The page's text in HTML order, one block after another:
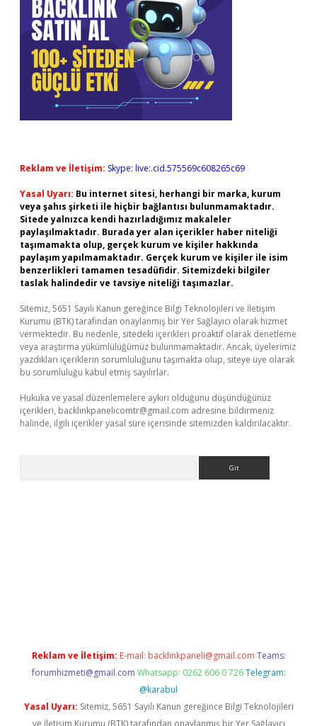
Reklam ve İletişim: Skype: live:.cid.575569c608265c69
Yasal Uyarı: Bu internet sitesi, herhangi bir marka, kurum
veya şahıs şirketi ile hiçbir bağlantısı bulunmamaktadır.
Sitede yalnızca kendi hazırladığımız makaleler
paylaşılmaktadır. Burada yer alan içerikler haber niteliği
taşımamakta olup, gerçek kurum ve kişiler hakkında
paylaşım yapılmamaktadır. Gerçek kurum ve kişiler ile isim
benzerlikleri tamamen tesadüfidir. Sitemizdeki bilgiler
taslak halindedir ve tavsiye niteliği taşımazlar.
Sitemiz, 5651 Sayılı Kanun gereğince Bilgi Teknolojileri ve İletişim
Kurumu (BTK) tarafından onaylanmış bir Yer Sağlayıcı olarak hizmet
vermektedir. Bu nedenle, sitedeki içerikleri proaktif olarak denetleme
veya araştırma yükümlülüğümüz bulunmamaktadır. Ancak, üyelerimiz
yazdıkları içeriklerin sorumluluğunu taşımakta olup, siteye üye olarak
bu sorumluluğu kabul etmiş sayılırlar.
Hukuka ve yasal düzenlemelere aykırı olduğunu düşündüğünüz
içerikleri, backlinkpanelicomtr@gmail.com adresine bildirmeniz
halinde, ilgili içerikler yasal süre içerisinde sitemizden kaldırılacaktır.
Reklam ve İletişim: E-mail: backlinkpaneli@gmail.com Teams:
forumhizmeti@gmail.com Whatsapp: 0262 606 0 726 Telegram:
@karabul
Yasal Uyarı: Sitemiz, 5651 Sayılı Kanun gereğince Bilgi Teknolojileri
ve İletişim Kurumu (BTK) tarafından onaylanmış bir Yer Sağlayıcı